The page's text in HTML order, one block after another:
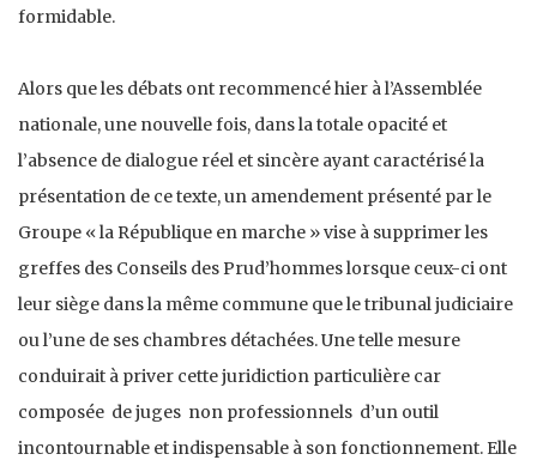
formidable.
Alors que les débats ont recommencé hier à l’Assemblée
nationale, une nouvelle fois, dans la totale opacité et
l’absence de dialogue réel et sincère ayant caractérisé la
présentation de ce texte, un amendement présenté par le
Groupe « la République en marche » vise à supprimer les
greffes des Conseils des Prud’hommes lorsque ceux-ci ont
leur siège dans la même commune que le tribunal judiciaire
ou l’une de ses chambres détachées. Une telle mesure
conduirait à priver cette juridiction particulière car
composée de juges non professionnels d’un outil
incontournable et indispensable à son fonctionnement. Elle